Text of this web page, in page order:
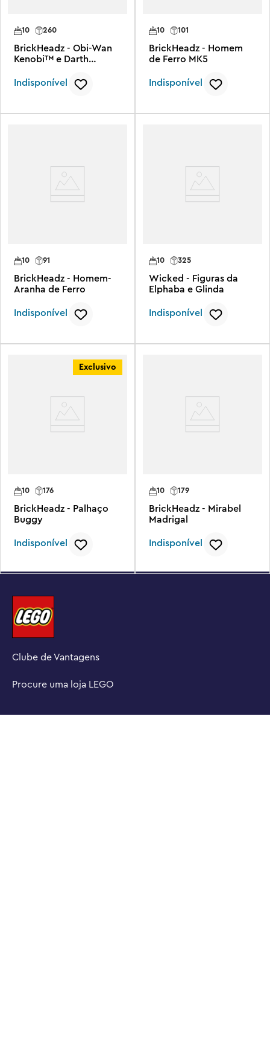
260
10
BrickHeadz - Obi-Wan
Kenobi™ e Darth
Indisponível
10 101
BrickHeadz - Homem
de Ferro MK5
Indisponível
91
10
BrickHeadz - Homem-
Aranha de Ferro
Indisponível
325
10
Wicked - Figuras da
Elphaba e Glinda
Indisponível
Exclusivo
176
10
BrickHeadz - Palhaço
Buggy
Indisponível
179
10
BrickHeadz - Mirabel
Madrigal
Indisponível
Clube de Vantagens
Procure uma loja LEGO